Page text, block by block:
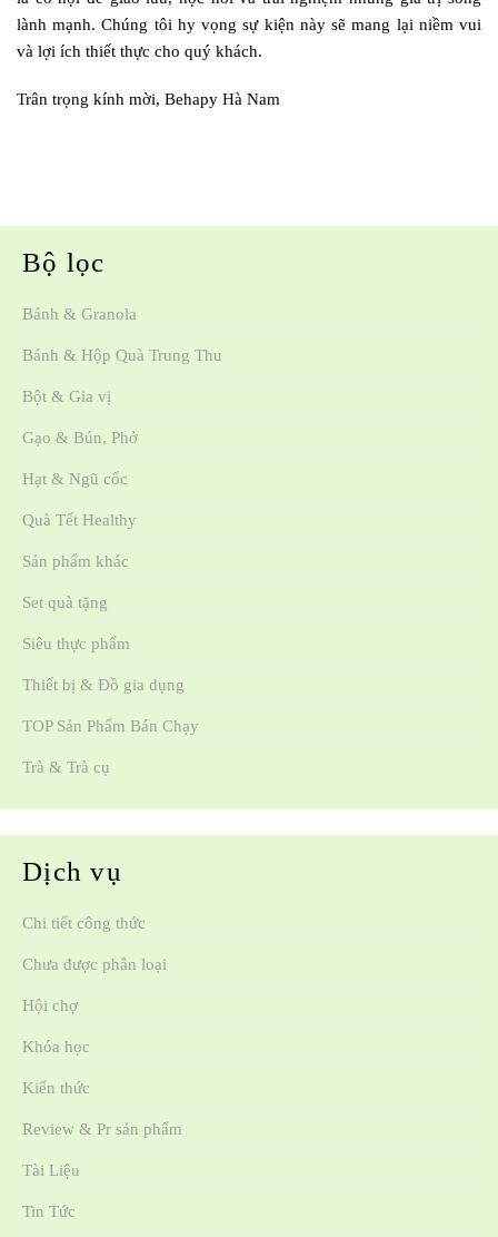
lành mạnh. Chúng tôi hy vọng sự kiện này sẽ mang lại niềm vui
và lợi ích thiết thực cho quý khách.
Trân trọng kính mời, Behapy Hà Nam
Bộ lọc
Bánh & Granola
Bánh & Hộp Quà Trung Thu
Bột & Gia vị
Gạo & Bún, Phở
Hạt & Ngũ cốc
Quà Tết Healthy
Sản phẩm khác
Set quà tặng
Siêu thực phẩm
Thiết bị & Đồ gia dụng
TOP Sản Phẩm Bán Chạy
Trà & Trà cụ
Dịch vụ
Chi tiết công thức
Chưa được phân loại
Hội chợ
Khóa học
Kiến thức
Review & Pr sản phẩm
Tài Liệu
Tin Tức